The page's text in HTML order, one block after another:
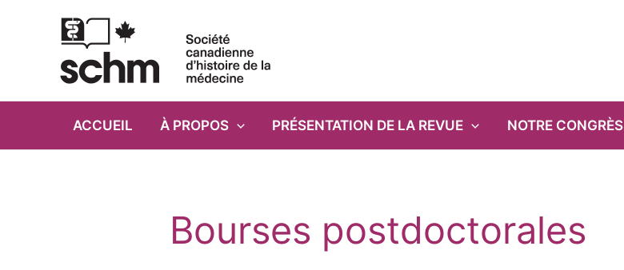
ACCUEIL À PROPOS PRÉSENTATION DE LA REVUE NOTRE CONGRÈS
Bourses postdoctorales